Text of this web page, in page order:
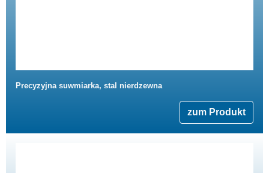
Precyzyjna suwmiarka, stal nierdzewna
zum Produkt